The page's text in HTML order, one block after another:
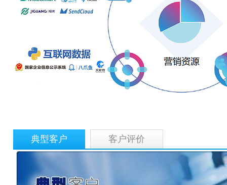
典型客户 客户评价